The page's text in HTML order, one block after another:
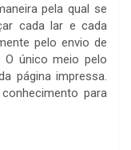
pela qual se
cada lar e cada
pelo envio de
único meio pelo
página impressa.
para